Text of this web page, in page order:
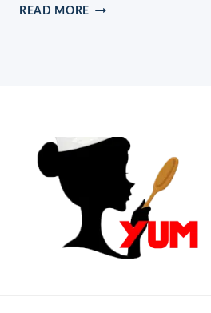
READ MORE VEGETARISCHE